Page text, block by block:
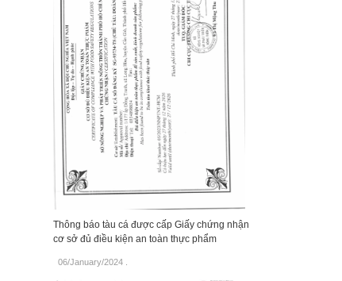
Thông báo tàu cá được cấp Giấy chứng nhận
cơ sở đủ điều kiện an toàn thực phẩm
06/January/2024.